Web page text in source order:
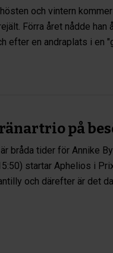
hösten och vintern
Förra året nådde han
efter en andraplats i en
på
bråda tider för Annike
startar Aphelios i
och därefter är det